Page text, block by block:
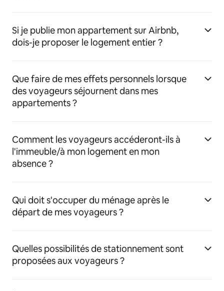
Si je publie mon appartement sur Airbnb,
dois-je proposer le logement entier ?
Que faire de mes effets personnels lorsque
des voyageurs séjournent dans mes
appartements ?
Comment les voyageurs accéderont-ils à
l'immeuble/à mon logement en mon
absence ?
Qui doit s'occuper du ménage après le
départ de mes voyageurs ?
Quelles possibilités de stationnement sont
proposées aux voyageurs ?